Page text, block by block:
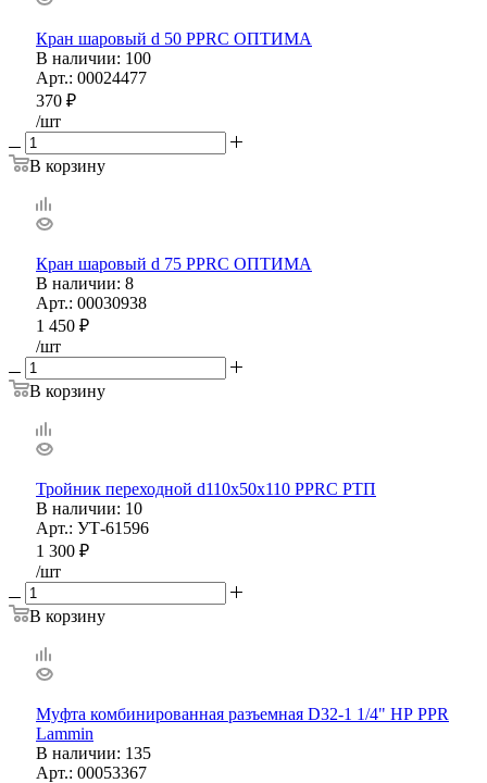
Кран шаровый d 50 PPRС ОПТИМА
В наличии: 100
Арт.: 00024477
370 ₽
/шт
В корзину
Кран шаровый d 75 PPRС ОПТИМА
В наличии: 8
Арт.: 00030938
1 450 ₽
/шт
В корзину
Тройник переходной d110х50х110 PPRС РТП
В наличии: 10
Арт.: УТ-61596
1 300 ₽
/шт
В корзину
Муфта комбинированная разъемная D32-1 1/4" НР PPR
Lammin
В наличии: 135
Арт.: 00053367